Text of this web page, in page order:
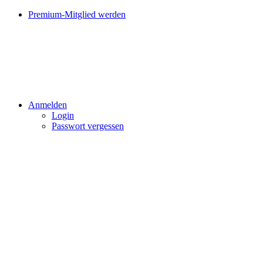
Premium-Mitglied werden
Anmelden
Login
Passwort vergessen